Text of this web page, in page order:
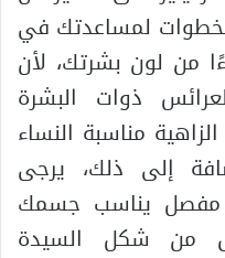
لمساعدتك في
من لون بشرتك، لأن
ذوات البشرة
مناسبة النساء
إلى ذلك، يرجى
مفصل يناسب جسمك
من شكل السيدة